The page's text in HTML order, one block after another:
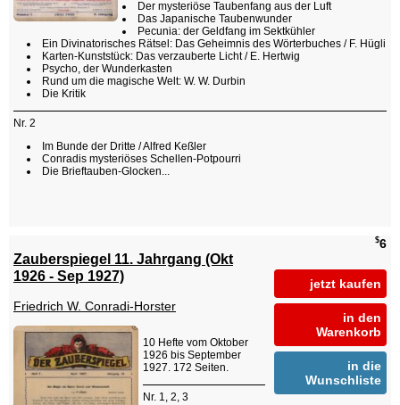
Der mysteriöse Taubenfang aus der Luft
Das Japanische Taubenwunder
Pecunia: der Geldfang im Sektkühler
Ein Divinatorisches Rätsel: Das Geheimnis des Wörterbuches / F. Hügli
Karten-Kunststück: Das verzauberte Licht / E. Hertwig
Psycho, der Wunderkasten
Rund um die magische Welt: W. W. Durbin
Die Kritik
Nr. 2
Im Bunde der Dritte / Alfred Keßler
Conradis mysteriöses Schellen-Potpourri
Die Brieftauben-Glocken...
$6
jetzt kaufen
in den
Warenkorb
in die
Wunschliste
Zauberspiegel 11. Jahrgang (Okt
1926 - Sep 1927)
Friedrich W. Conradi-Horster
10 Hefte vom Oktober
1926 bis September
1927. 172 Seiten.
Nr. 1, 2, 3